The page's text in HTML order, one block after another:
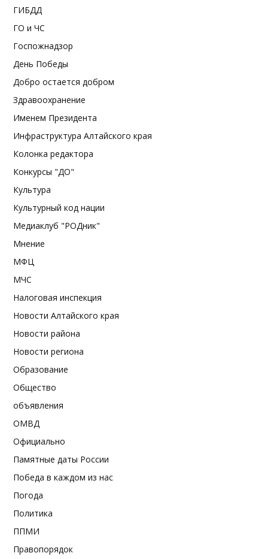
ГИБДД
ГО и ЧС
Госпожнадзор
День Победы
Добро остается добром
Здравоохранение
Именем Президента
Инфраструктура Алтайского края
Колонка редактора
Конкурсы "ДО"
Культура
Культурный код нации
Медиаклуб "РОДник"
Мнение
МФЦ
МЧС
Налоговая инспекция
Новости Алтайского края
Новости района
Новости региона
Образование
Общество
объявления
ОМВД
Официально
Памятные даты России
Победа в каждом из нас
Погода
Политика
ППМИ
Правопорядок